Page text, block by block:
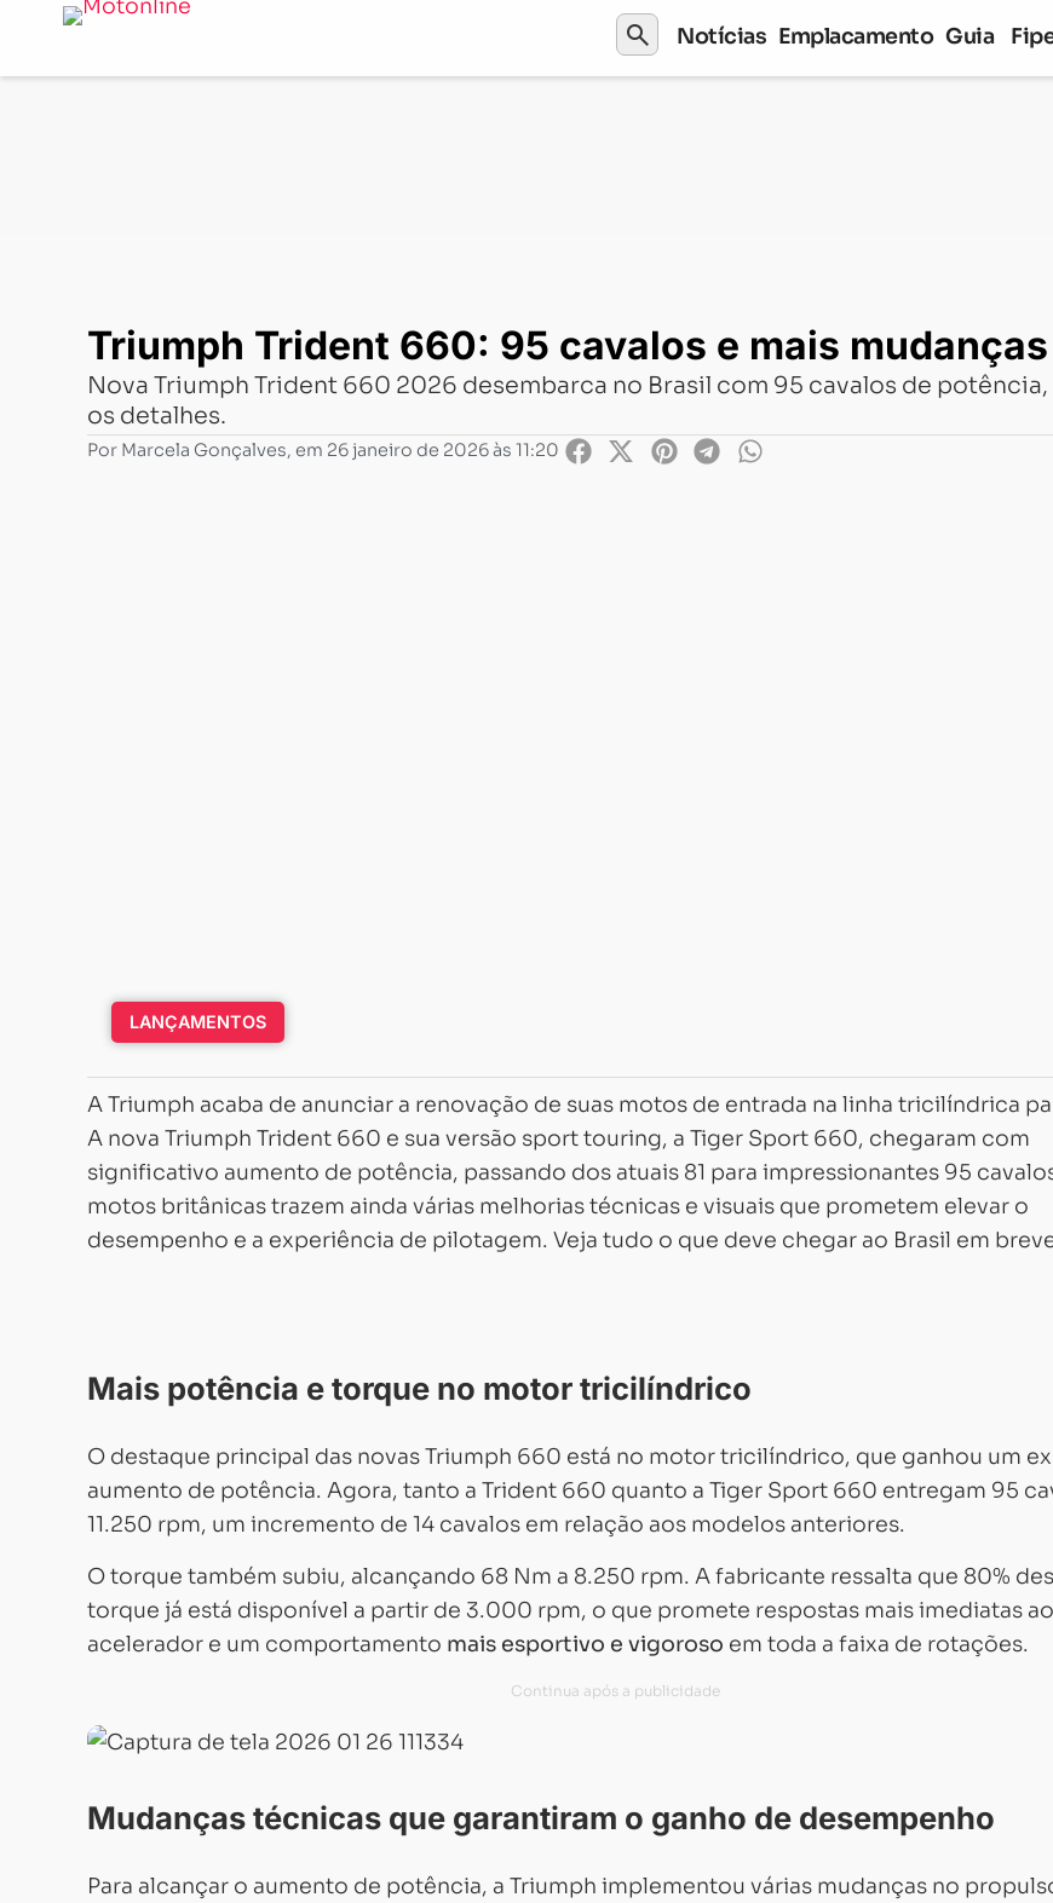
search Notícias Emplacamento Guia
Triumph Trident 660: 95 cavalos e mais mudanças no modelo 2026
Triumph Trident 660: 95 cavalos e mais
Nova Triumph Trident 660 2026 desembarca no Brasil com 95 cavalos de
os detalhes.
Por Marcela Gonçalves, em 26 janeiro de 2026 às 11:20
LANÇAMENTOS
A Triumph acaba de anunciar a renovação de suas motos de entrada na linha tricilíndrica
A nova Triumph Trident 660 e sua versão sport touring, a Tiger Sport 660, chegaram com
significativo aumento de potência, passando dos atuais 81 para impressionantes 95
motos britânicas trazem ainda várias melhorias técnicas e visuais que prometem elevar o
desempenho e a experiência de pilotagem. Veja tudo o que deve chegar ao Brasil em
Mais potência e torque no motor tricilíndrico
O destaque principal das novas Triumph 660 está no motor tricilíndrico, que ganhou um
aumento de potência. Agora, tanto a Trident 660 quanto a Tiger Sport 660 entregam 95
11.250 rpm, um incremento de 14 cavalos em relação aos modelos anteriores.
O torque também subiu, alcançando 68 Nm a 8.250 rpm. A fabricante ressalta que 80%
torque já está disponível a partir de 3.000 rpm, o que promete respostas mais imediatas ao
acelerador e um comportamento mais esportivo e vigoroso em toda a faixa de rotações.
Mudanças técnicas que garantiram o ganho de desempenho
Para alcançar o aumento de potência, a Triumph implementou várias mudanças no